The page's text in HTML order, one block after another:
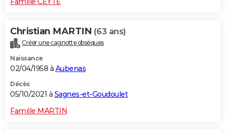
Dictionnaire
Biographies
Citations
Expressions
Proverbes
PROGRAMME TV
COPAINS D'AVANT
S'inscrire
Se connecter
Lycées
Collèges
Primaires
Universités
Entreprises
Service militaire
Avis de recherche
AVIS DE DÉCÈS
Christian MARTIN (63 ans)
Créer une cagnotte obsèques
Naissance
02/04/1958 à Aubenas
Décès
05/10/2021 à Sagnes-et-Goudoulet
Famille MARTIN